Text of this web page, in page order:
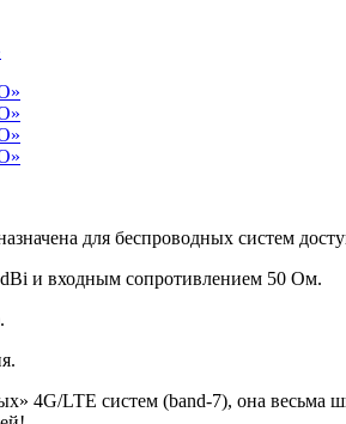
для беспроводных систем
и входным сопротивлением 50 Ом.
4G/LTE систем (band-7), она весьма